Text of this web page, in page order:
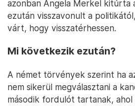
azonban Angela Merkel kitúrta
ezután visszavonult a
várt, hogy visszatérhessen.
Mi következik ezután?
A német törvények szerint ha
nem sikerül megválasztani a
második fordulót tartanak, ahol